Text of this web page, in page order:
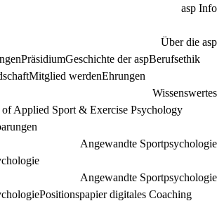
asp Info
Über die asp
PräsidiumGeschichte der aspBerufsethik
Mitglied werdenEhrungen
Wissenswertes
of Applied Sport & Exercise Psychology
Angewandte Sportpsychologie
Angewandte Sportpsychologie
Positionspapier digitales Coaching